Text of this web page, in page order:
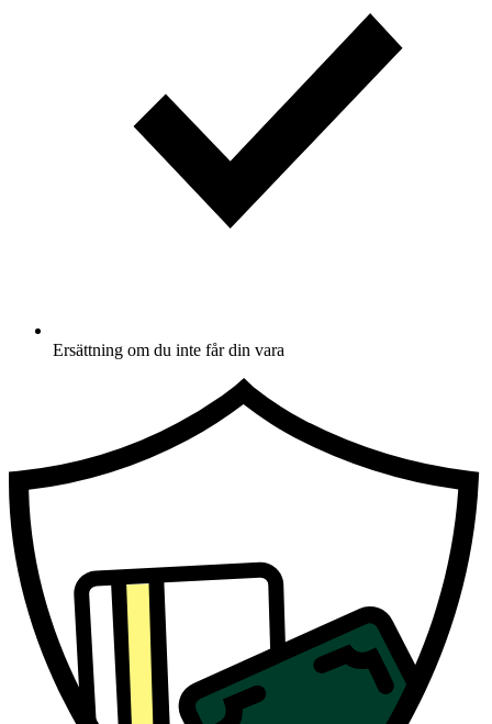
Ersättning om du inte får din vara